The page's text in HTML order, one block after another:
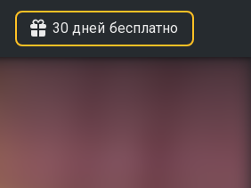
30 дней бесплатно